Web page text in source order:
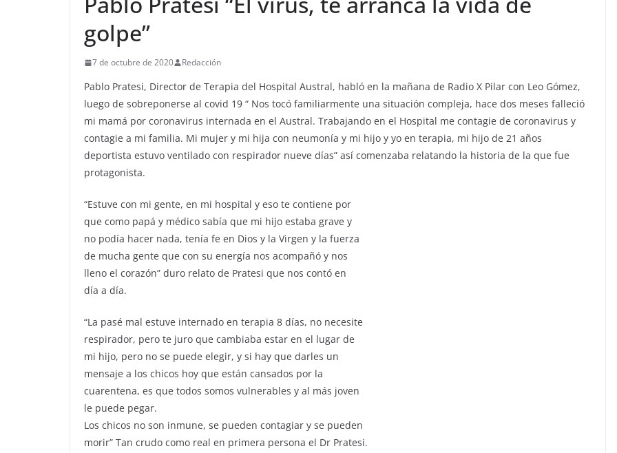
golpe”
7 de octubre de 2020 Redacción
Pablo Pratesi, Director de Terapia del Hospital Austral, habló en la mañana de Radio X Pilar con Leo Gómez,
luego de sobreponerse al covid 19 “ Nos tocó familiarmente una situación compleja, hace dos meses falleció
mi mamá por coronavirus internada en el Austral. Trabajando en el Hospital me contagie de coronavirus y
contagie a mi familia. Mi mujer y mi hija con neumonía y mi hijo y yo en terapia, mi hijo de 21 años
deportista estuvo ventilado con respirador nueve días” así comenzaba relatando la historia de la que fue
protagonista.
“Estuve con mi gente, en mi hospital y eso te contiene por
que como papá y médico sabía que mi hijo estaba grave y
no podía hacer nada, tenía fe en Dios y la Virgen y la fuerza
de mucha gente que con su energía nos acompañó y nos
lleno el corazón” duro relato de Pratesi que nos contó en
día a día.
“La pasé mal estuve internado en terapia 8 días, no necesite
respirador, pero te juro que cambiaba estar en el lugar de
mi hijo, pero no se puede elegir, y si hay que darles un
mensaje a los chicos hoy que están cansados por la
cuarentena, es que todos somos vulnerables y al más joven
le puede pegar.
Los chicos no son inmune, se pueden contagiar y se pueden
morir” Tan crudo como real en primera persona el Dr Pratesi.